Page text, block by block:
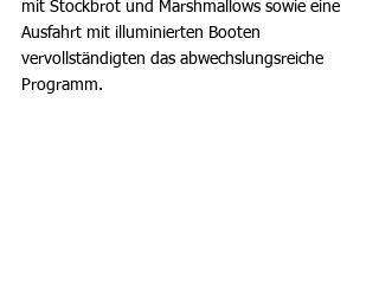
mit Stockbrot und Marshmallows sowie eine
Ausfahrt mit illuminierten Booten
vervollständigten das abwechslungsreiche
Programm.